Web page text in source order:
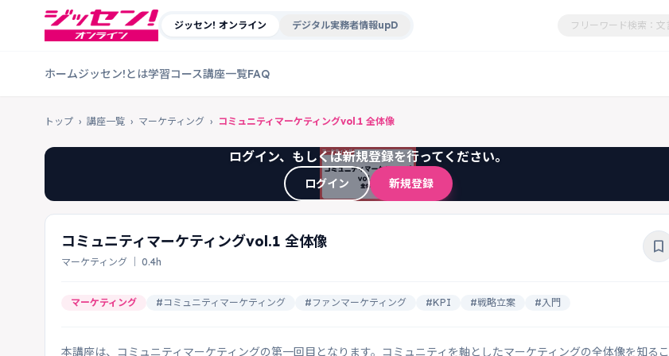
ジッセン! オンライン デジタル実務者情報upD
ホームジッセン!とは学習コース講座一覧FAQ
トップ › 講座一覧 › マーケティング › コミュニティマーケティングvol.1 全体像
ログイン、もしくは新規登録を行ってください。
ログイン 新規登録
コミュニティマーケティングvol.1 全体像
マーケティング ｜ 0.4h
bookmark_border
マーケティング #コミュニティマーケティング #ファンマーケティング #KPI #戦略立案 #入門
本講座は、コミュニティマーケティングの第一回目となります。コミュニティを軸としたマーケティングの全体像を知るこ